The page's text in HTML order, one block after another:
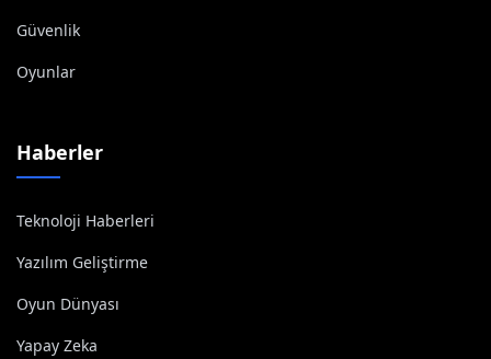
Güvenlik
Oyunlar
Haberler
Teknoloji Haberleri
Yazılım Geliştirme
Oyun Dünyası
Yapay Zeka